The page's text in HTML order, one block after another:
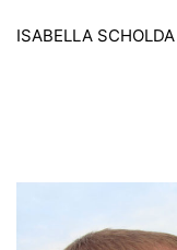
Inhalt
springen
ISABELLA SCHOLDA